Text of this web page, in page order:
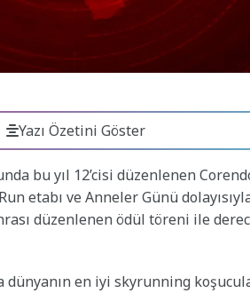
Yazı Özetini Göster
bu yıl 12’cisi düzenlenen
etabı ve Anneler Günü
düzenlenen ödül töreni ile
en iyi skyrunning